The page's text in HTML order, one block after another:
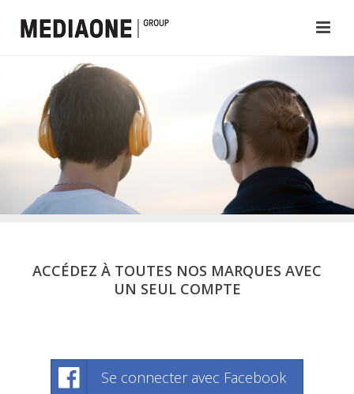
ACCÉDEZ À TOUTES NOS MARQUES AVEC
UN SEUL COMPTE
Se connecter avec Facebook